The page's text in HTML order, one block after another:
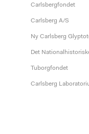
Carlsbergfondet
Carlsberg A/S
Ny Carlsberg
Det
Tuborgfondet
Carlsberg